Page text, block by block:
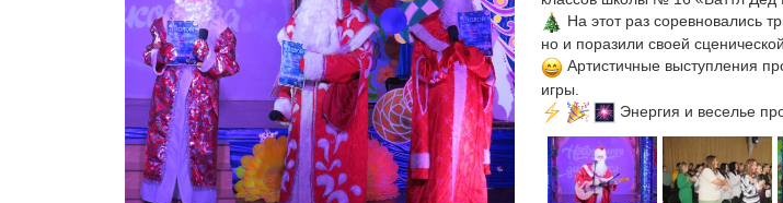
На этот раз соревновались
но и поразили своей
Артистичные выступления
игры.
Энергия и веселье